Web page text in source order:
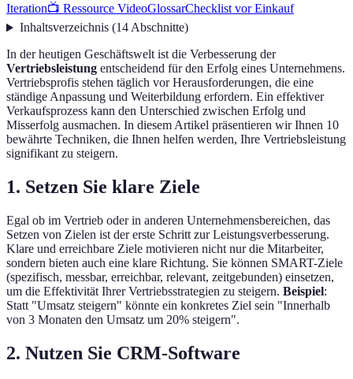
Iteration📺 Ressource VideoGlossarChecklist vor Einkauf
Inhaltsverzeichnis(14Abschnitte)
In der heutigen Geschäftswelt ist die Verbesserung der
Vertriebsleistung entscheidend für den Erfolg eines Unternehmens.
Vertriebsprofis stehen täglich vor Herausforderungen, die eine
ständige Anpassung und Weiterbildung erfordern. Ein effektiver
Verkaufsprozess kann den Unterschied zwischen Erfolg und
Misserfolg ausmachen. In diesem Artikel präsentieren wir Ihnen 10
bewährte Techniken, die Ihnen helfen werden, Ihre Vertriebsleistung
signifikant zu steigern.
1. Setzen Sie klare Ziele
Egal ob im Vertrieb oder in anderen Unternehmensbereichen, das
Setzen von Zielen ist der erste Schritt zur Leistungsverbesserung.
Klare und erreichbare Ziele motivieren nicht nur die Mitarbeiter,
sondern bieten auch eine klare Richtung. Sie können SMART-Ziele
(spezifisch, messbar, erreichbar, relevant, zeitgebunden) einsetzen,
um die Effektivität Ihrer Vertriebsstrategien zu steigern. Beispiel:
Statt "Umsatz steigern" könnte ein konkretes Ziel sein "Innerhalb
von 3 Monaten den Umsatz um 20% steigern".
2. Nutzen Sie CRM-Software